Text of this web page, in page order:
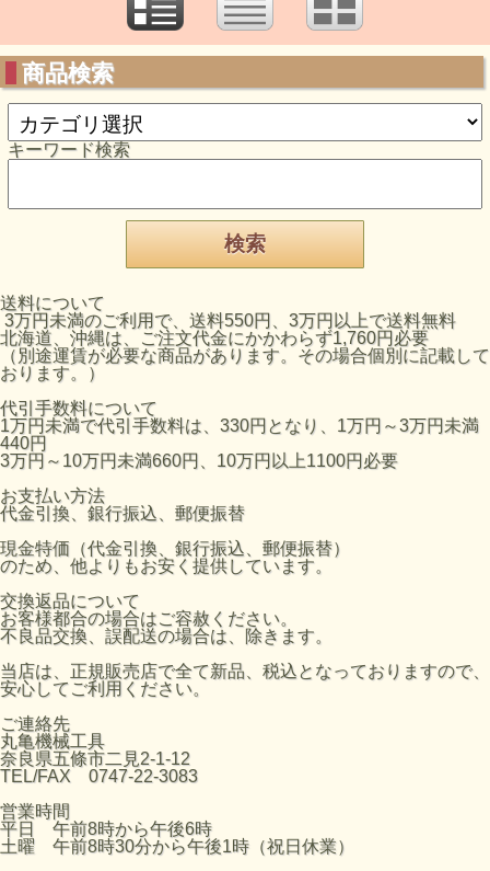
商品検索
キーワード検索
送料について
3万円未満のご利用で、送料550円、3万円以上で送料無料
北海道、沖縄は、ご注文代金にかかわらず1,760円必要
（別途運賃が必要な商品があります。その場合個別に記載して
おります。）
代引手数料について
1万円未満で代引手数料は、330円となり、1万円～3万円未満
440円
3万円～10万円未満660円、10万円以上1100円必要
お支払い方法
代金引換、銀行振込、郵便振替
現金特価（代金引換、銀行振込、郵便振替）
のため、他よりもお安く提供しています。
交換返品について
お客様都合の場合はご容赦ください。
不良品交換、誤配送の場合は、除きます。
当店は、正規販売店で全て新品、税込となっておりますので、
安心してご利用ください。
ご連絡先
丸亀機械工具
奈良県五條市二見2-1-12
TEL/FAX 0747-22-3083
営業時間
平日 午前8時から午後6時
土曜 午前8時30分から午後1時（祝日休業）